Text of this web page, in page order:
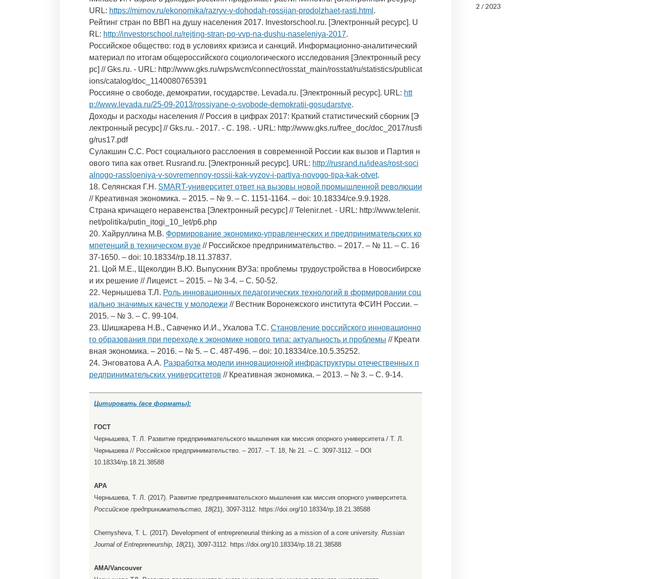
URL: https://mirnov.ru/ekonomika/razryv-v-dohodah-rossijan-prodolzhaet-rasti.html .
Рейтинг стран по ВВП на душу населения 2017. Investorschool.ru. [Электронный ресурс]. U
RL: http://investorschool.ru/rejting-stran-po-vvp-na-dushu-naseleniya-2017.
Российское общество: год в условиях кризиса и санкций. Информационно-аналитический
материал по итогам общероссийского социологического исследования [Электронный ресу
рс] // Gks.ru. - URL: http://www.gks.ru/wps/wcm/connect/rosstat_main/rosstat/ru/statistics/publicat
ions/catalog/doc_1140080765391
Россияне о свободе, демократии, государстве. Levada.ru. [Электронный ресурс]. URL: htt
p://www.levada.ru/25-09-2013/rossiyane-o-svobode-demokratii-gosudarstve.
Доходы и расходы населения // Россия в цифрах 2017: Краткий статистический сборник [Э
лектронный ресурс] // Gks.ru. - 2017. - С. 198. - URL: http://www.gks.ru/free_doc/doc_2017/rusfi
g/rus17.pdf
Сулакшин С.С. Рост социального расслоения в современной России как вызов и Партия н
ового типа как ответ. Rusrand.ru. [Электронный ресурс]. URL: http://rusrand.ru/ideas/rost-soci
alnogo-rassloeniya-v-sovremennoy-rossii-kak-vyzov-i-partiya-novogo-tipa-kak-otvet.
18. Селянская Г.Н. SMART-университет ответ на вызовы новой промышленной революции
// Креативная экономика. – 2015. – № 9. – С. 1151-1164. – doi: 10.18334/ce.9.9.1928.
Страна кричащего неравенства [Электронный ресурс] // Telenir.net. - URL: http://www.telenir.
net/politika/putin_itogi_10_let/p6.php
20. Хайруллина М.В. Формирование экономико-управленческих и предпринимательских ко
мпетенций в техническом вузе // Российское предпринимательство. – 2017. – № 11. – С. 16
37-1650. – doi: 10.18334/rp.18.11.37837.
21. Цой М.Е., Щеколдин В.Ю. Выпускник ВУЗа: проблемы трудоустройства в Новосибирске
и их решение // Лицеист. – 2015. – № 3-4. – С. 50-52.
22. Чернышева Т.Л. Роль инновационных педагогических технологий в формировании соц
иально значимых качеств у молодежи // Вестник Воронежского института ФСИН России. –
2015. – № 3. – С. 99-104.
23. Шишкарева Н.В., Савченко И.И., Ухалова Т.С. Становление российского инновационно
го образования при переходе к экономике нового типа: актуальность и проблемы // Креати
вная экономика. – 2016. – № 5. – С. 487-496. – doi: 10.18334/ce.10.5.35252.
24. Энговатова А.А. Разработка модели инновационной инфраструктуры отечественных п
редпринимательских университетов // Креативная экономика. – 2013. – № 3. – С. 9-14.
Цитировать (все форматы):
ГОСТ
Чернышева, Т. Л. Развитие предпринимательского мышления как миссия опорного университета / Т. Л.
Чернышева // Российское предпринимательство. – 2017. – Т. 18, № 21. – С. 3097-3112. – DOI
10.18334/rp.18.21.38588
APA
Чернышева, Т. Л. (2017). Развитие предпринимательского мышления как миссия опорного университета.
Российское предпринимательство, 18(21), 3097-3112. https://doi.org/10.18334/rp.18.21.38588
Chernysheva, T. L. (2017). Development of entrepreneurial thinking as a mission of a core university. Russian
Journal of Entrepreneurship, 18(21), 3097-3112. https://doi.org/10.18334/rp.18.21.38588
AMA/Vancouver
2 / 2023